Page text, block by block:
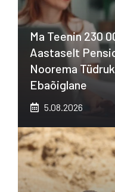
Ma Teenin 230
Aastaselt
Noorema
Ebaõiglane
5.08.2026